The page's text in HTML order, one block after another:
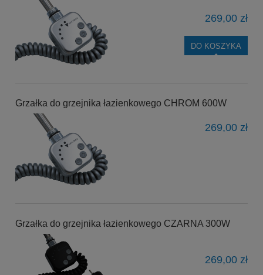
269,00 zł
DO KOSZYKA
Grzałka do grzejnika łazienkowego CHROM 600W
269,00 zł
Grzałka do grzejnika łazienkowego CZARNA 300W
269,00 zł